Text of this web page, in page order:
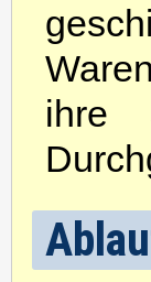
ihre